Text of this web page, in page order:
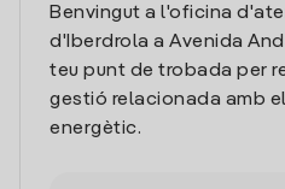
Benvingut a l'oficina
d'Iberdrola a Avenida
teu punt de trobada per
gestió relacionada amb
energètic.